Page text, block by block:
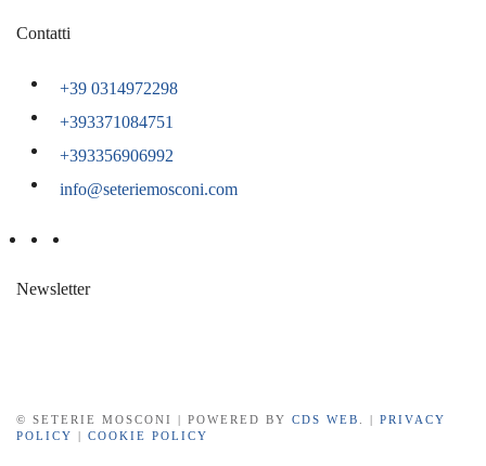
Contatti
+39 0314972298
+393371084751
+393356906992
info@seteriemosconi.com
Newsletter
© SETERIE MOSCONI | POWERED BY CDS WEB . | PRIVACY
POLICY | COOKIE POLICY